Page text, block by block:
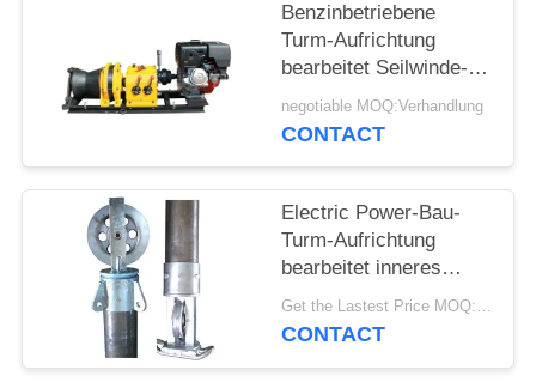
Benzinbetriebene
Turm-Aufrichtung
bearbeitet Seilwinde-
Abziehvorrichtung mit
schneller
negotiable MOQ:Verhandlung
CONTACT
Electric Power-Bau-
Turm-Aufrichtung
bearbeitet inneres
verschobenes
Röhrenhebezeugstütze
Get the Lastest Price MOQ:1 Satz
CONTACT